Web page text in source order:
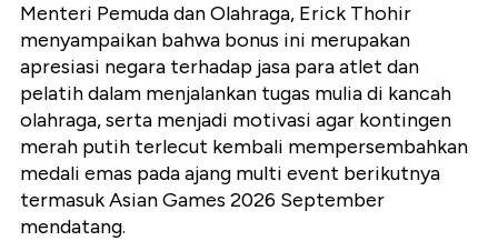
Menteri Pemuda dan Olahraga, Erick Thohir
menyampaikan bahwa bonus ini merupakan
apresiasi negara terhadap jasa para atlet dan
pelatih dalam menjalankan tugas mulia di kancah
olahraga, serta menjadi motivasi agar kontingen
merah putih terlecut kembali mempersembahkan
medali emas pada ajang multi event berikutnya
termasuk Asian Games 2026 September
mendatang.